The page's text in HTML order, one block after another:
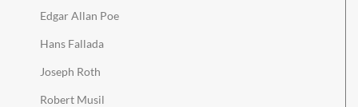
Edgar Allan Poe
Hans Fallada
Joseph Roth
Robert Musil